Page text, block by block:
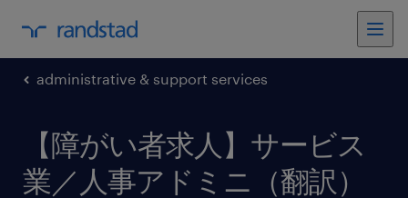
administrative & support services
【障がい者求人】サービス
業／人事アドミニ（翻訳）